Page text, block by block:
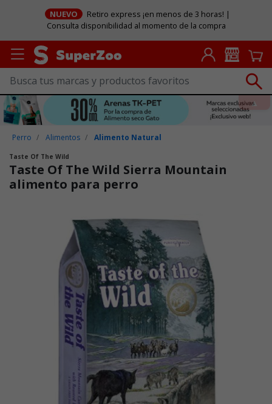
NUEVO
Retiro express ¡en menos de 3 horas! |
Consulta disponibilidad al momento de la compra
Perro Alimentos Alimento Natural
Taste Of The Wild
Taste Of The Wild Sierra Mountain
alimento para perro